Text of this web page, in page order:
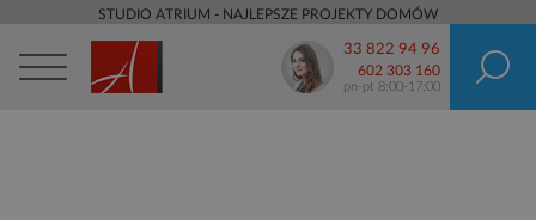
STUDIO ATRIUM - NAJLEPSZE PROJEKTY DOMÓW
33 822 94 96
602 303 160
pn-pt 8:00-17:00